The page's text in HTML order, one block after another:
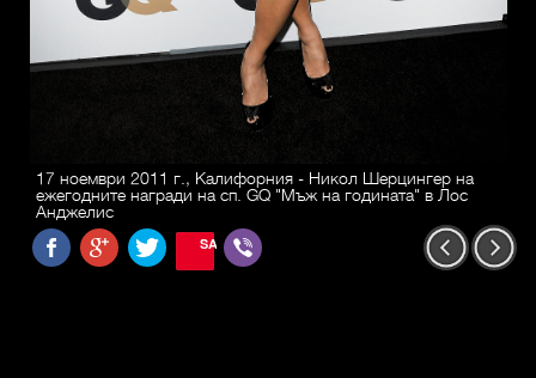
17 ноември 2011 г., Калифорния - Никол Шерцингер на
ежегодните награди на сп. GQ "Мъж на годината" в Лос
Анджелис
SAVE